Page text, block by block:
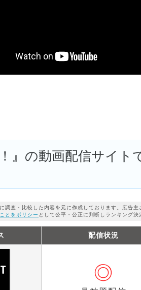
』の動画配信サイト
調査・比較した内容を元に作成しております。広告
とをポリシー として公平・公正に判断しランキング決
配信状況
◎